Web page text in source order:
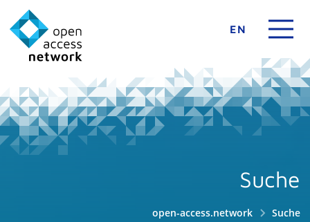
EN
Suche
open-access.network Suche